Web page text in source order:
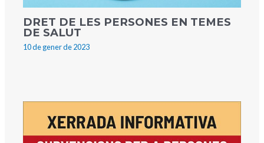
DRET DE LES PERSONES EN TEMES
DE SALUT
10 de gener de 2023